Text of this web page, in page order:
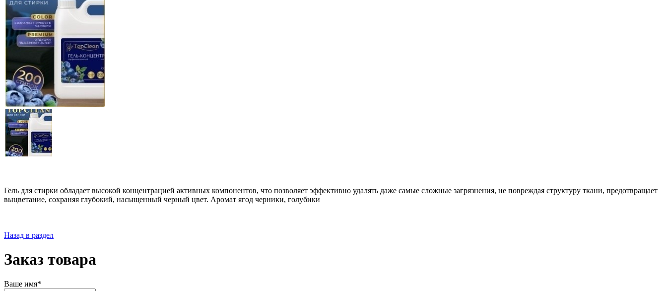
Гель для стирки обладает высокой концентрацией активных компонентов, что позволяет эффективно удалять даже самые сложные загрязнения, не повреждая структуру ткани, предотвращает
выцветание, сохраняя глубокий, насыщенный черный цвет. Аромат ягод черники, голубики
Назад в раздел
Заказ товара
Ваше имя*